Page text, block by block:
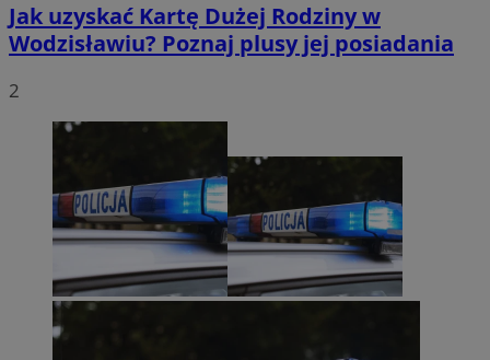
Jak uzyskać Kartę Dużej Rodziny w
Wodzisławiu? Poznaj plusy jej posiadania
2